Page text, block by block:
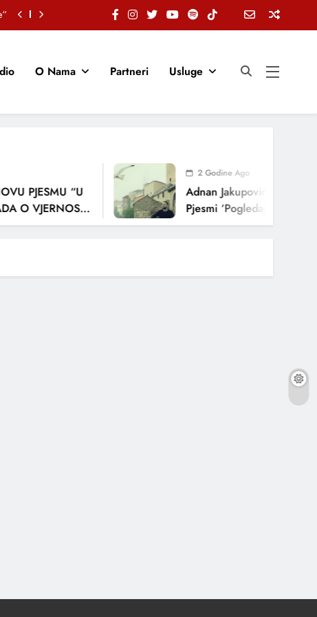
O Nama Partneri Usluge
PJESMU “U
O VJERNOSTI,
2 Godine Ago
Adnan Jakupović Donosi
Pjesmi ‘Pogledaj Me’